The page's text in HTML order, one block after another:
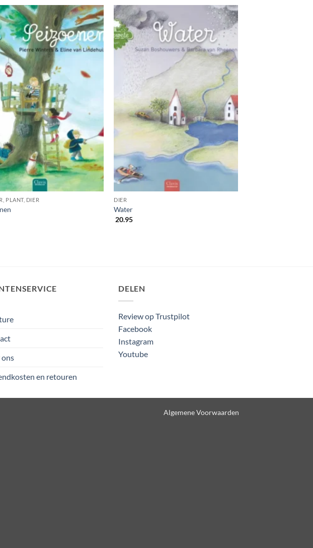
PLANT, DIER DIER
Water
20.95
en retouren
DELEN
Review op Trustpilot
Facebook
Instagram
Youtube
Algemene Voorwaarden